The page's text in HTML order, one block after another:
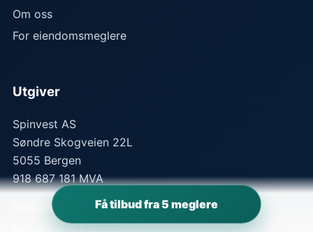
Få tilbud fra 5 meglere
Om oss
For eiendomsmeglere
Utgiver
Spinvest AS
Søndre Skogveien 22L
5055 Bergen
918 687 181 MVA
Personvern